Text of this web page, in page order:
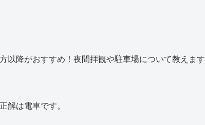
以降がおすすめ！夜間拝観や駐車場について教えます
解は電車です。